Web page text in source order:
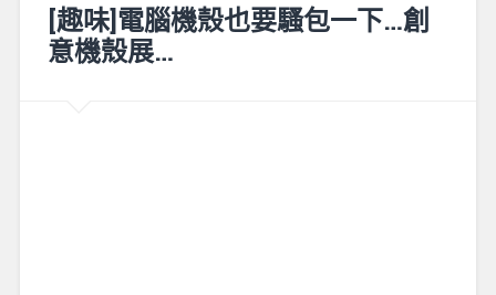
[趣味]電腦機殼也要騷包一下…創
意機殼展…